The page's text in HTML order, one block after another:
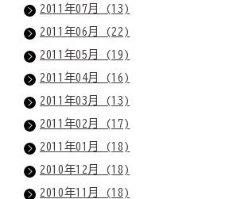
2011年07月 (13)
2011年06月 (22)
2011年05月 (19)
2011年04月 (16)
2011年03月 (13)
2011年02月 (17)
2011年01月 (18)
2010年12月 (18)
2010年11月 (18)